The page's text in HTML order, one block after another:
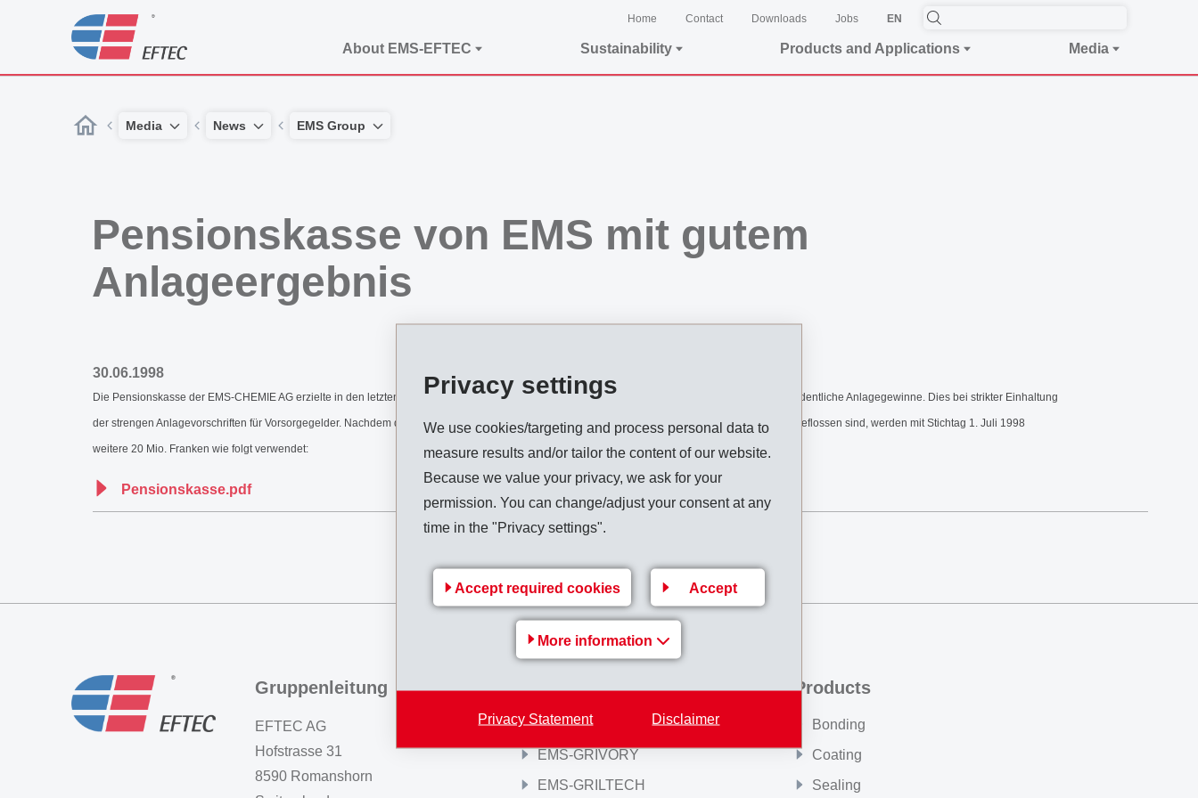
Privacy settings
We use cookies/targeting and process personal data to
measure results and/or tailor the content of our website.
Because we value your privacy, we ask for your
permission. You can change/adjust your consent at any
time in the "Privacy settings".
Accept required cookies Accept
More information
Privacy Statement Disclaimer
Home Contact Downloads Jobs EN
About EMS-EFTEC Sustainability Products and Applications Media
Media News EMS Group
Pensionskasse von EMS mit gutem
Anlageergebnis
30.06.1998
Die Pensionskasse der EMS-CHEMIE AG erzielte in den letzten Jahren dank sorgfältiger, professioneller Bewirtschaftung der freien Mittel ausserordentliche Anlagegewinne. Dies bei strikter Einhaltung
der strengen Anlagevorschriften für Vorsorgegelder. Nachdem den Versicherten und Rentnern bereits im Jahre 1996 insgesamt 5 Mio. Franken zugeflossen sind, werden mit Stichtag 1. Juli 1998
weitere 20 Mio. Franken wie folgt verwendet:
Pensionskasse.pdf
Gruppenleitung
EFTEC AG
Hofstrasse 31
8590 Romanshorn
EMS Group
EMS Group
EMS-GRIVORY
EMS-GRILTECH
Products
Bonding
Coating
Sealing